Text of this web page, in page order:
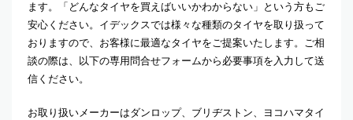
ます。「どんなタイヤを買えばいいかわからない」という方もご
安心ください。イデックスでは様々な種類のタイヤを取り扱って
おりますので、お客様に最適なタイヤをご提案いたします。ご相
談の際は、以下の専用問合せフォームから必要事項を入力して送
信ください。
お取り扱いメーカーはダンロップ、ブリヂストン、ヨコハマタイ